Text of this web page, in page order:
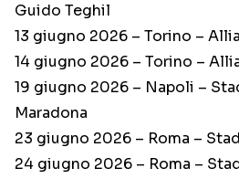
Guido Teghil
13 giugno 2026 – Torino –
14 giugno 2026 – Torino –
19 giugno 2026 – Napoli –
Maradona
23 giugno 2026 – Roma –
24 giugno 2026 – Roma –